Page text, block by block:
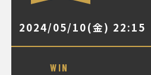
2024/05/10(金) 22:15
WIN